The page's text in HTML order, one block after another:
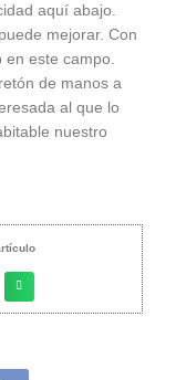
aquí abajo.
mejorar. Con
este campo.
de manos a
al que lo
nuestro